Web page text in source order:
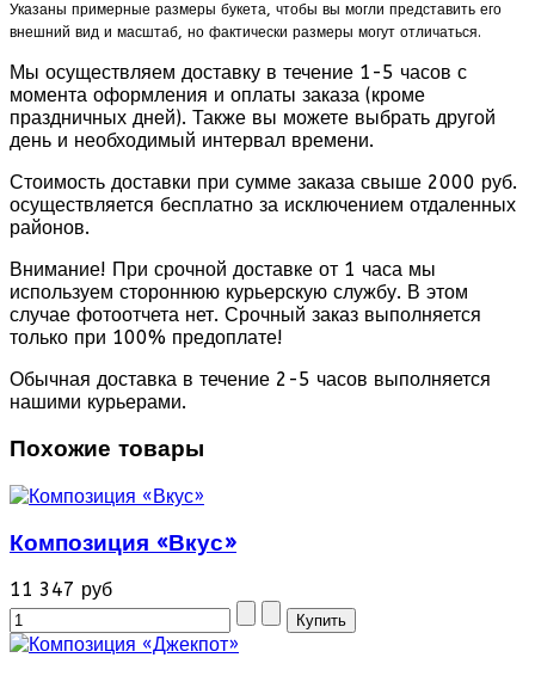
Указаны примерные размеры букета, чтобы вы могли представить его
внешний вид и масштаб, но фактически размеры могут отличаться.
Мы осуществляем доставку в течение 1-5 часов с
момента оформления и оплаты заказа (кроме
праздничных дней). Также вы можете выбрать другой
день и необходимый интервал времени.
Стоимость доставки при сумме заказа свыше 2000 руб.
осуществляется бесплатно за исключением отдаленных
районов.
Внимание! При срочной доставке от 1 часа мы
используем стороннюю курьерскую службу. В этом
случае фотоотчета нет. Срочный заказ выполняется
только при 100% предоплате!
Обычная доставка в течение 2-5 часов выполняется
нашими курьерами.
Похожие товары
Композиция «Вкус»
11 347 руб